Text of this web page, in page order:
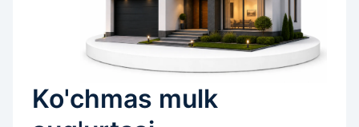
Ko'chmas mulk